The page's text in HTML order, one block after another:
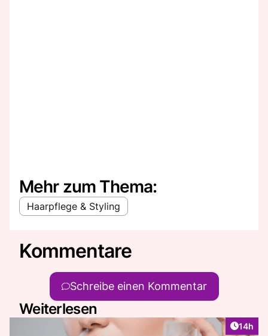
Mehr zum Thema:
Haarpflege & Styling
Kommentare
Schreibe einen Kommentar
Weiterlesen
Artikel
14h